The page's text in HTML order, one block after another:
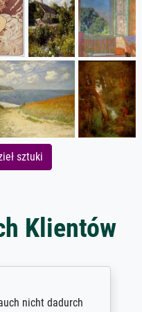
sztuki
Klientów
nicht dadurch